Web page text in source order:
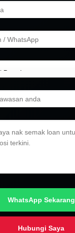
WhatsApp Sekarang
Hubungi Saya